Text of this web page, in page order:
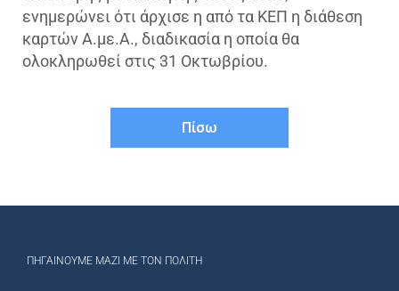
ενημερώνει ότι άρχισε η από τα ΚΕΠ η διάθεση
καρτών Α.με.Α., διαδικασία η οποία θα
ολοκληρωθεί στις 31 Οκτωβρίου.
Πίσω
ΠΗΓΑΊΝΟΥΜΕ ΜΑΖΊ ΜΕ ΤΟΝ ΠΟΛΊΤΗ